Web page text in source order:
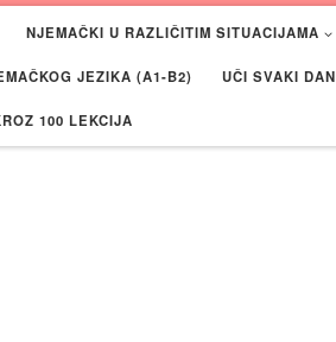
NJEMAČKI U RAZLIČITIM SITUACIJAMA
JEZIKA (A1-B2) UČI SVAKI DAN
100 LEKCIJA